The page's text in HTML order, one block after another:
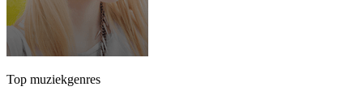
Top muziekgenres